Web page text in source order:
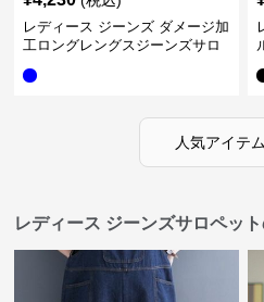
レディース ジーンズ ダメージ加
工ロングレングスジーンズサロ
人気アイテ
レディース ジーンズサロペッ